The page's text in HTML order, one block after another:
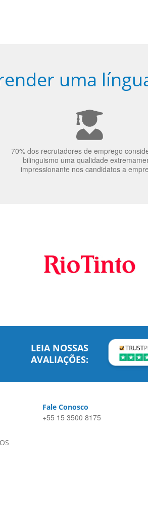
uma
70% dos recrutadores de emprego
bilinguismo uma qualidade
impressionante nos candidatos a
LEIA NOSSAS
AVALIAÇÕES:
Fale Conosco
+55 15 3500 8175